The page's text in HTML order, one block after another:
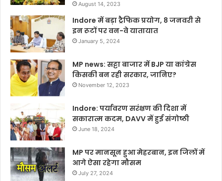
August 14, 2023
Indore में बड़ा ट्रैफिक प्रयोग, 8 जनवरी से
इन रूटों पर वन-वे यातायात
January 5, 2024
MP news: सट्टा बाजार में BJP या कांग्रेस
किसकी बन रही सरकार, जानिए?
November 12, 2023
Indore: पर्यावरण सरंक्षण की दिशा में
सकारात्म कदम, DAVV में हुई संगोष्ठी
June 18, 2024
MP पर मानसून हुआ मेहरबान, इन जिलों में
आगे ऐसा रहेगा मौसम
July 27, 2024